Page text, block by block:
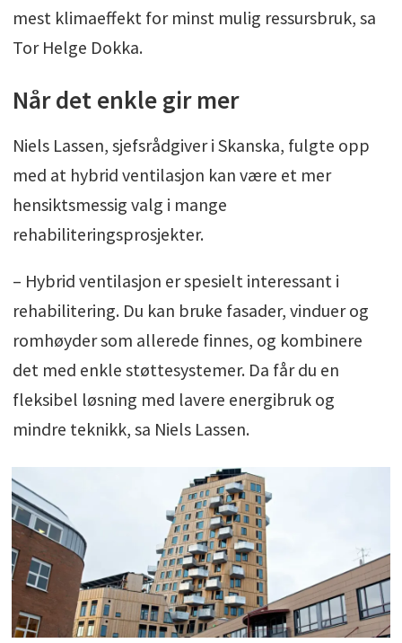
mest klimaeffekt for minst mulig ressursbruk, sa
Tor Helge Dokka.
Når det enkle gir mer
Niels Lassen, sjefsrådgiver i Skanska, fulgte opp
med at hybrid ventilasjon kan være et mer
hensiktsmessig valg i mange
rehabiliteringsprosjekter.
– Hybrid ventilasjon er spesielt interessant i
rehabilitering. Du kan bruke fasader, vinduer og
romhøyder som allerede finnes, og kombinere
det med enkle støttesystemer. Da får du en
fleksibel løsning med lavere energibruk og
mindre teknikk, sa Niels Lassen.